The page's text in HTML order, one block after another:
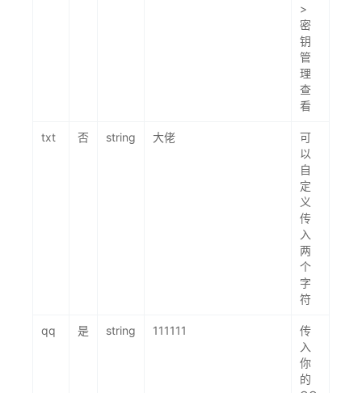
>
密
钥
管
理
查
看
txt 否 string 大佬
可
以
自
定
义
传
入
两
个
字
符
qq 是 string 111111
传
入
你
的